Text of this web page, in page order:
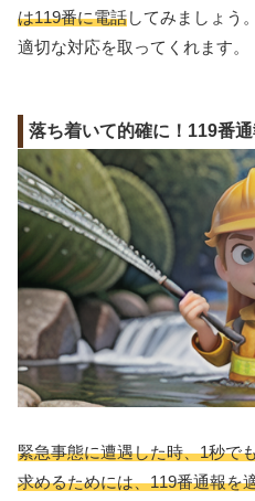
は119番に電話してみましょう
適切な対応を取ってくれます。
落ち着いて的確に！119番
緊急事態に遭遇した時、1秒で
求めるためには、119番通報を